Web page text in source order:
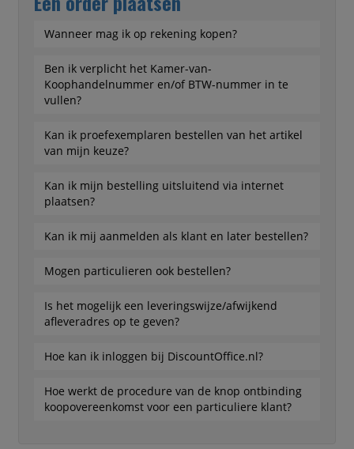
Wanneer mag ik op rekening kopen?
Ben ik verplicht het Kamer-van-
Koophandelnummer en/of BTW-nummer in te
vullen?
Kan ik proefexemplaren bestellen van het artikel
van mijn keuze?
Kan ik mijn bestelling uitsluitend via internet
plaatsen?
Kan ik mij aanmelden als klant en later bestellen?
Mogen particulieren ook bestellen?
Is het mogelijk een leveringswijze/afwijkend
afleveradres op te geven?
Hoe kan ik inloggen bij DiscountOffice.nl?
Hoe werkt de procedure van de knop ontbinding
koopovereenkomst voor een particuliere klant?